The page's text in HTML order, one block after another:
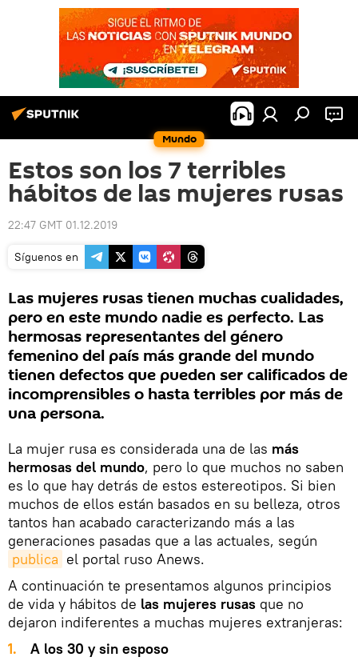
Mundo
Estos son los 7 terribles
hábitos de las mujeres rusas
22:47 GMT 01.12.2019
Síguenos en
Las mujeres rusas tienen muchas cualidades,
pero en este mundo nadie es perfecto. Las
hermosas representantes del género
femenino del país más grande del mundo
tienen defectos que pueden ser calificados de
incomprensibles o hasta terribles por más de
una persona.
La mujer rusa es considerada una de las más
hermosas del mundo, pero lo que muchos no saben
es lo que hay detrás de estos estereotipos. Si bien
muchos de ellos están basados en su belleza, otros
tantos han acabado caracterizando más a las
generaciones pasadas que a las actuales, según
publica el portal ruso Anews.
A continuación te presentamos algunos principios
de vida y hábitos de las mujeres rusas que no
dejaron indiferentes a muchas mujeres extranjeras:
A los 30 y sin esposo